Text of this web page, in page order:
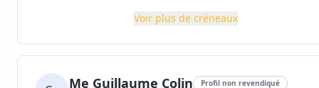
Voir plus de créneaux
Me Guillaume Colin Profil non revendiqué